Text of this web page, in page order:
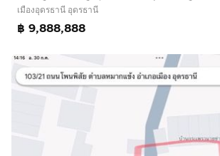
เมืองอุดรธานี อุดรธานี
฿ 9,888,888